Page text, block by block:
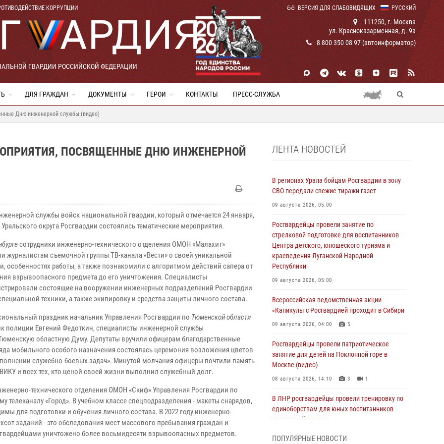
РУССКИЙ
КОРРУПЦИИ ВЕРСИЯ ДЛЯ СЛАБОВИДЯЩИХ
ГВАРДИИ РОССИЙСКОЙ ФЕДЕРАЦИИ
111250, г. Москва
ул. Красноказарменная, д. 9а
8 800 350 08 97 (автоинформатор)
ДЛЯ ГРАЖДАН ДОКУМЕНТЫ ГЕРОИ КОНТАКТЫ ПРЕСС-СЛУЖБА
Дню инженерной службы (видео)
ПОСВЯЩЕННЫЕ ДНЮ ИНЖЕНЕРНОЙ
службы войск национальной гвардии, который отмечается 24 января,
округа Росгвардии состоялись тематические мероприятия.
сотрудники инженерно-технического отделения ОМОН «Малахит»
журналистам съемочной группы ТВ-канала «Вести» о своей уникальной
особенностях работы, а также познакомили с алгоритмом действий сапера от
взрывоопасного предмета до его уничтожения. Специалисты
состоящие на вооружении инженерных подразделений Росгвардии
техники, а также экипировку и средства защиты личного состава.
праздник начальник Управления Росгвардии по Тюменскойобласти
полиции Евгений Федоткин, специалисты инженерной службы
областную Думу. Депутаты вручили офицерам благодарственные
мобильного особого назначения состоялась церемония возложения цветов
служебно-боевых задач». Минутой молчания офицеры почтили память
и всех тех, кто ценой своей жизни выполнил служебный долг.
технического отделения ОМОН «Скиф» Управления Росгвардии по
телеканалу «Город». В учебном классе спецподразделения - макеты снарядов,
для подготовки и обучения личного состава. В 2022 году инженерно-
заданий - это обследования мест массового пребывания граждан и
уничтожено более восьмидесяти взрывоопасных предметов.
ЛЕНТА НОВОСТЕЙ
В регионах Урала бойцам Росгвардии в зону
СВО передали свежие тиражи газет
09 августа 2026, 05:00
Росгвардейцы провели занятие по
стрелковой подготовке для воспитанников
Центра детского, юношеского туризма и
краеведения Луганской Народной
Республики
09 августа 2026, 05:00
Всероссийская ведомственная акции
«Каникулы с Росгвардией проходит в Сибири
09 августа 2026, 04:00 5
Росгвардейцы провели патриотическое
занятие для детей на Поклонной горе в
Москве (видео)
08 августа 2026, 14:10 3 1
В ЛНР росгвардейцы провели тренировку по
единоборствам для юных воспитанников
спортивной школы
ПОПУЛЯРНЫЕ НОВОСТИ